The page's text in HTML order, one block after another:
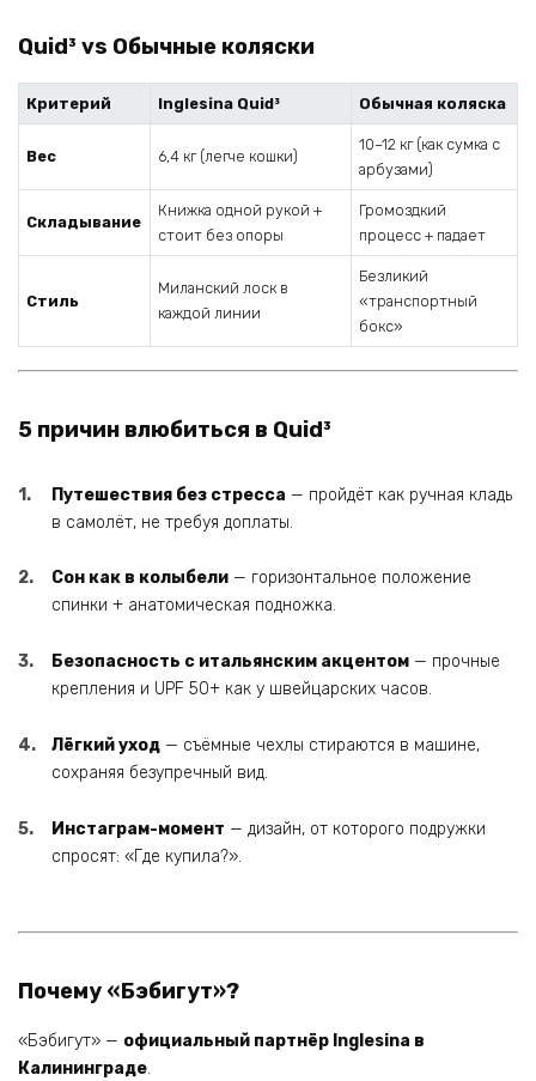
Quid³ vs Обычные коляски
Критерий Inglesina Quid³ Обычная коляска
Вес 6,4 кг (легче кошки)
10–12 кг (как сумка с
арбузами)
Складывание
Книжка одной рукой +
стоит без опоры
Громоздкий
процесс + падает
Стиль
Миланский лоск в
каждой линии
Безликий
«транспортный
бокс»
5 причин влюбиться в Quid³
Путешествия без стресса — пройдёт как ручная кладь
в самолёт, не требуя доплаты.
Сон как в колыбели — горизонтальное положение
спинки + анатомическая подножка.
Безопасность с итальянским акцентом — прочные
крепления и UPF 50+ как у швейцарских часов.
Лёгкий уход — съёмные чехлы стираются в машине,
сохраняя безупречный вид.
Инстаграм-момент — дизайн, от которого подружки
спросят: «Где купила?».
Почему «Бэбигут»?
«Бэбигут» — официальный партнёр Inglesina в
Калининграде.